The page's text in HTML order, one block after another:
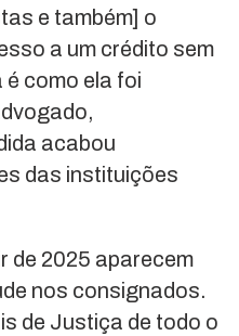
e também] o
a um crédito sem
como ela foi
acabou
das instituições
de 2025 aparecem
nos consignados.
de Justiça de todo o